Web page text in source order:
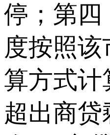
停；第四
度按照
算方式计
超出商贷